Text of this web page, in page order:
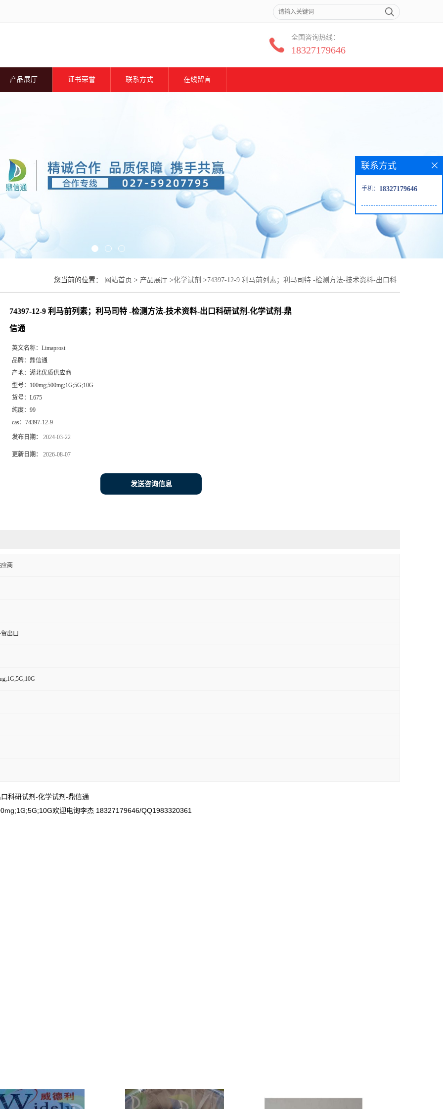
全国咨询热线：
18327179646
产品展厅 证书荣誉 联系方式 在线留言
您当前的位置： 网站首页 > 产品展厅 >化学试剂 >74397-12-9 利马前列素；利马司特 -检测方法-技术资料-出口科
74397-12-9 利马前列素；利马司特 -检测方法-技术资料-出口科研试剂-化学试剂-鼎
信通
英文名称： Limaprost
品牌： 鼎信通
产地： 湖北优质供应商
型号： 100mg;500mg;1G;5G;10G
货号： L675
纯度： 99
cas： 74397-12-9
发布日期： 2024-03-22
更新日期： 2026-08-07
发送咨询信息
商
出口
科研试剂-化学试剂-鼎信通
欢迎电询李杰 18327179646/QQ1983320361
联系方式
手机： 18327179646